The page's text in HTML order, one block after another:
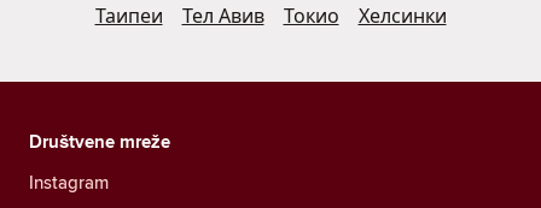
Таипеи
Тел Авив Токио Хелсинки
Društvene mreže
Instagram